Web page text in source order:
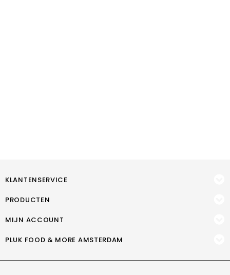
KLANTENSERVICE
PRODUCTEN
MIJN ACCOUNT
PLUK FOOD & MORE AMSTERDAM